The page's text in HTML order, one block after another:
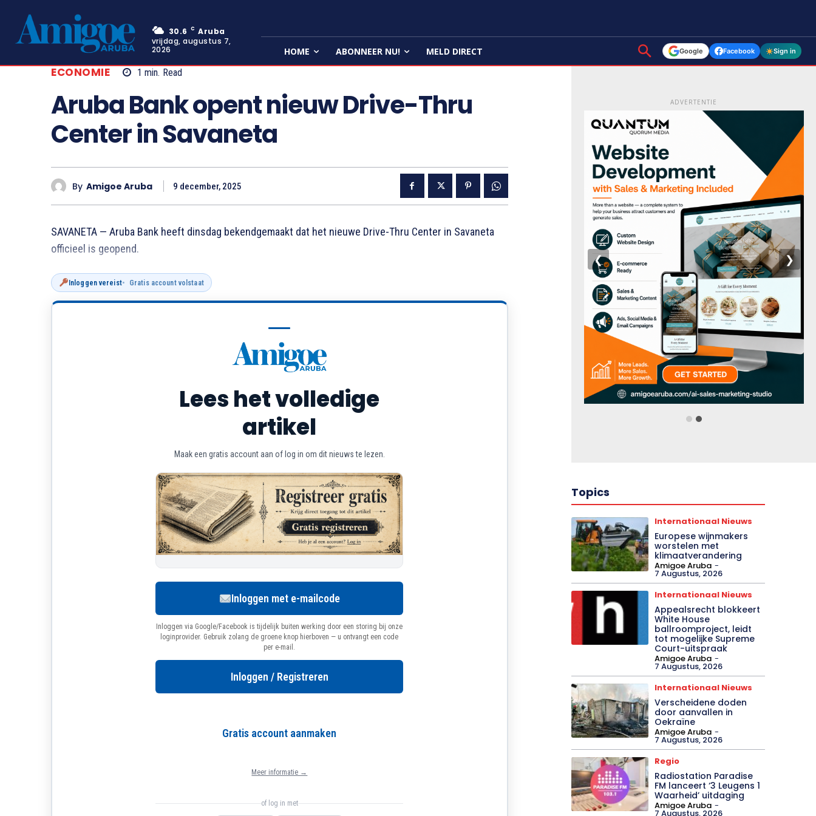
30.6 C Aruba
vrijdag, augustus 7,
2026
HOME ABONNEER NU! MELD DIRECT Google Facebook Sign in
ECONOMIE 1 min. Read
Aruba Bank opent nieuw Drive-Thru
Center in Savaneta
By Amigoe Aruba 9 december, 2025
SAVANETA — Aruba Bank heeft dinsdag bekendgemaakt dat het nieuwe Drive-Thru Center in Savaneta
officieel is geopend.
Inloggen vereist Gratis account volstaat
Lees het volledige
artikel
Maak een gratis account aan of log in om dit nieuws te lezen.
Inloggen met e-mailcode
Inloggen via Google/Facebook is tijdelijk buiten werking door een storing bij onze
loginprovider. Gebruik zolang de groene knop hierboven — u ontvangt een code
per e-mail.
Inloggen / Registreren
Gratis account aanmaken
Meer informatie →
of log in met
ADVERTENTIE
❮ ❯
Topics
Internationaal Nieuws
Europese wijnmakers
worstelen met
klimaatverandering
Amigoe Aruba -
7 Augustus, 2026
Internationaal Nieuws
Appealsrecht blokkeert
White House
ballroomproject, leidt
tot mogelijke Supreme
Court-uitspraak
Amigoe Aruba -
7 Augustus, 2026
Internationaal Nieuws
Verscheidene doden
door aanvallen in
Oekraïne
Amigoe Aruba -
7 Augustus, 2026
Regio
Radiostation Paradise
FM lanceert ‘3 Leugens 1
Waarheid’ uitdaging
Amigoe Aruba -
7 Augustus, 2026